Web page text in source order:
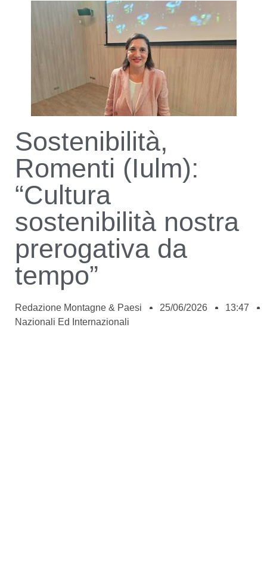
Sostenibilità,
Romenti (Iulm):
“Cultura
sostenibilità nostra
prerogativa da
tempo”
Redazione Montagne & Paesi 25/06/2026
13:47
Nazionali Ed Internazionali